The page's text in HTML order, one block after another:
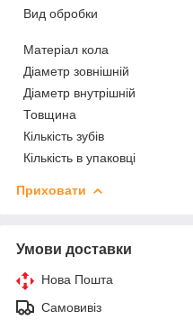
Вид обробки
Матеріал кола
Діаметр зовнішній
Діаметр внутрішній
Товщина
Кількість зубів
Кількість в упаковці
Приховати
Умови доставки
Нова Пошта
Самовивіз